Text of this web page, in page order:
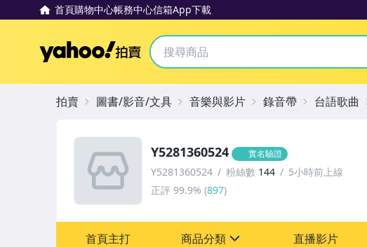
首頁購物中心帳務中心信箱App下載
Yahoo拍賣
Y5281360524 實名驗證
Y5281360524 粉絲數 144
5小時前上線
正評 99.9% (897)
首頁主打 商品分類 直播影片
拍賣 圖書/影音/文具 音樂與影片 錄音帶 台語歌曲